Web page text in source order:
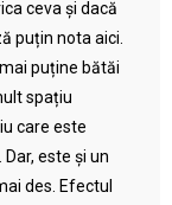
ceva și dacă
puțin nota aici.
puține bătăi
spațiu
care este
este și un
des. Efectul